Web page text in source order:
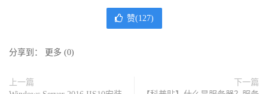
赞(127)
分享到： 更多 (0)
上一篇
下一篇